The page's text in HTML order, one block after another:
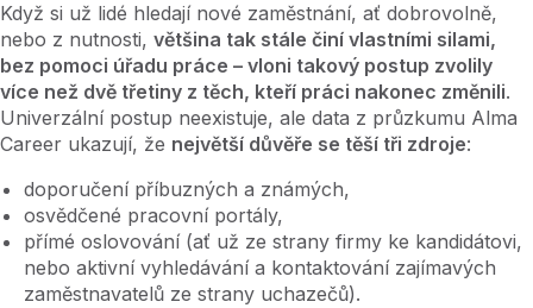
Když si už lidé hledají nové zaměstnání, ať dobrovolně,
nebo z nutnosti, většina tak stále činí vlastními silami,
bez pomoci úřadu práce –⁠⁠⁠⁠⁠⁠ vloni takový postup zvolily
více než dvě třetiny z těch, kteří práci nakonec změnili.
Univerzální postup neexistuje, ale data z průzkumu Alma
Career ukazují, že největší důvěře se těší tři zdroje:
doporučení příbuzných a známých,
osvědčené pracovní portály,
přímé oslovování (ať už ze strany firmy ke kandidátovi,
nebo aktivní vyhledávání a kontaktování zajímavých
zaměstnavatelů ze strany uchazečů).